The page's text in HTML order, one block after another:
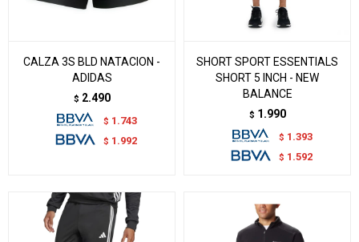
CALZA 3S BLD NATACION -
ADIDAS
$ 2.490
$ 1.743
$ 1.992
SHORT SPORT ESSENTIALS
SHORT 5 INCH - NEW
BALANCE
$ 1.990
$ 1.393
$ 1.592